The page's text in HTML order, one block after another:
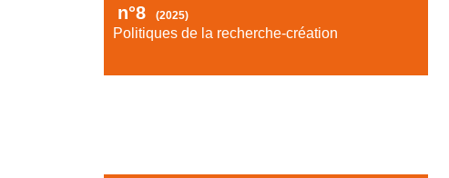
n°8 (2025)
Politiques de la recherche-création